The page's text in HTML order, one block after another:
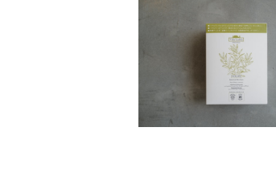
ア［ホームカラー］
¥1,980